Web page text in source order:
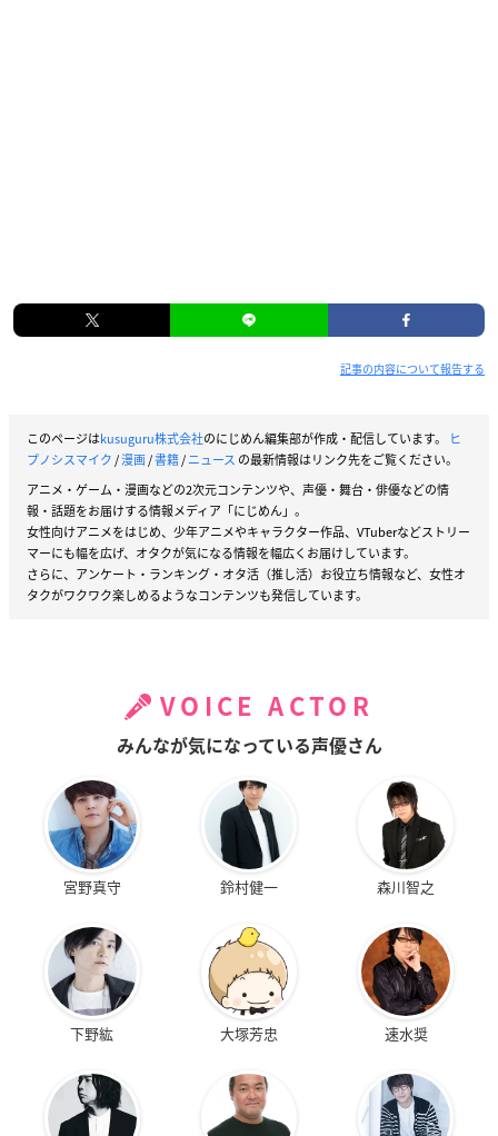
記事の内容について報告する
このページはkusuguru株式会社のにじめん編集部が作成・配信しています。
ヒ
プノシスマイク/漫画/書籍/ニュース の最新情報はリンク先をご覧ください。
アニメ・ゲーム・漫画などの2次元コンテンツや、声優・舞台・俳優などの情
報・話題をお届けする情報メディア「にじめん」。
女性向けアニメをはじめ、少年アニメやキャラクター作品、VTuberなどストリー
マーにも幅を広げ、オタクが気になる情報を幅広くお届けしています。
さらに、アンケート・ランキング・オタ活（推し活）お役立ち情報など、女性オ
タクがワクワク楽しめるようなコンテンツも発信しています。
VOICE ACTOR
みんなが気になっている声優さん
宮野真守 鈴村健一 森川智之
下野紘 大塚芳忠 速水奨